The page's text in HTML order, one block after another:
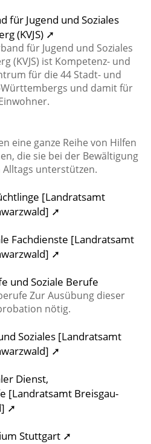
für Jugend und Soziales
(KVJS) ➚
für Jugend und Soziales
(KVJS) ist Kompetenz- und
für die 44 Stadt- und
Württembergs und damit für
eine ganze Reihe von Hilfen
die sie bei der Bewältigung
unterstützen.
[Landratsamt
➚
Fachdienste [Landratsamt
➚
und Soziale Berufe
Zur Ausübung dieser
nötig.
Soziales [Landratsamt
➚
Dienst,
[Landratsamt Breisgau-
➚
Stuttgart ➚